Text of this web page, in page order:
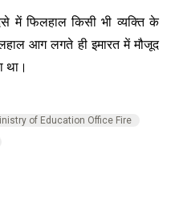
में फिलहाल किसी भी व्यक्ति के
आग लगते ही इमारत में मौजूद
था।
of Education Office Fire